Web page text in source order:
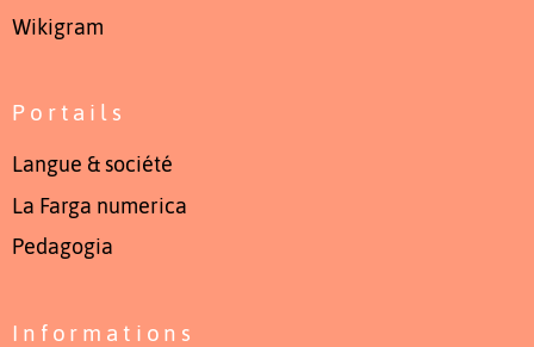
Wikigram
Portails
Langue & société
La Farga numerica
Pedagogia
Informations